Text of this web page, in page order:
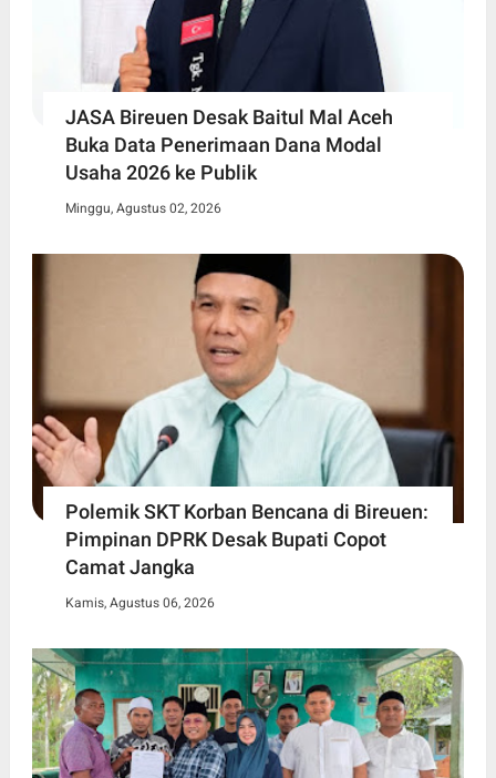
JASA Bireuen Desak Baitul Mal Aceh
Buka Data Penerimaan Dana Modal
Usaha 2026 ke Publik
Minggu, Agustus 02, 2026
Polemik SKT Korban Bencana di Bireuen:
Pimpinan DPRK Desak Bupati Copot
Camat Jangka
Kamis, Agustus 06, 2026